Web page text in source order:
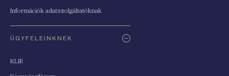
Információk adatszolgáltatóknak
ÜGYFELEINKNEK
KLIR